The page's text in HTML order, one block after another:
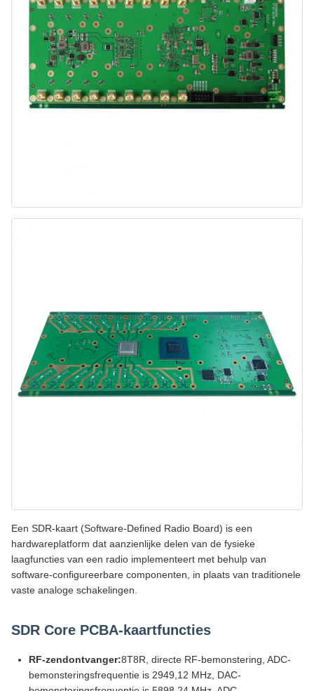
Een SDR-kaart (Software-Defined Radio Board) is een
hardwareplatform dat aanzienlijke delen van de fysieke
laagfuncties van een radio implementeert met behulp van
software-configureerbare componenten, in plaats van traditionele
vaste analoge schakelingen.
SDR Core PCBA-kaartfuncties
RF-zendontvanger:8T8R, directe RF-bemonstering, ADC-
bemonsteringsfrequentie is 2949,12 MHz, DAC-